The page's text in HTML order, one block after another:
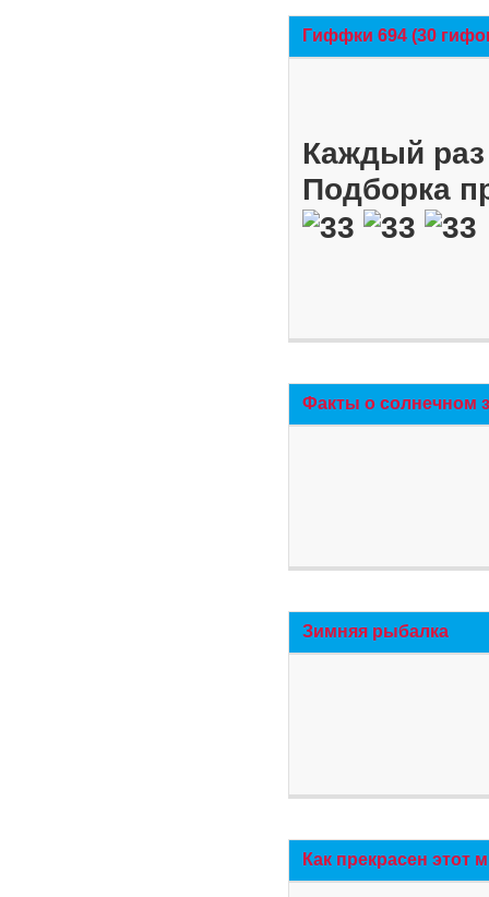
Гиффки 694 (30
Каждый
Подборка
Факты о солнечном
Зимняя рыбалка
Как прекрасен этот